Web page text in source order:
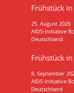
Frühstück in
25. August 2026
AIDS-Initiative
Deutschland
Frühstück in
8. September
AIDS-Initiative
Deutschland